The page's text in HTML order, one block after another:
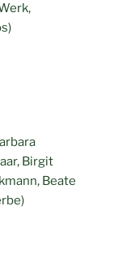
Birgit
Beate